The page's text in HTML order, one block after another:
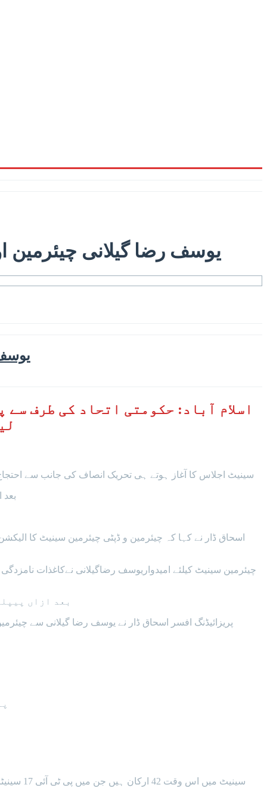
یوسف رضا گیلانی چیئرمین
اسلام آباد: حکومتی اتحاد کی طرف
سینیٹ اجلاس کا آغاز ہوتے ہی تحریک انصاف کی جانب سے
چیئرمین سینیٹ کیلئے امیدواریوسف رضاگیلانی نےکاغذات
بعد ازاں
پریزائیڈنگ افسر اسحاق ڈار نے یوسف رضا گیلانی سے